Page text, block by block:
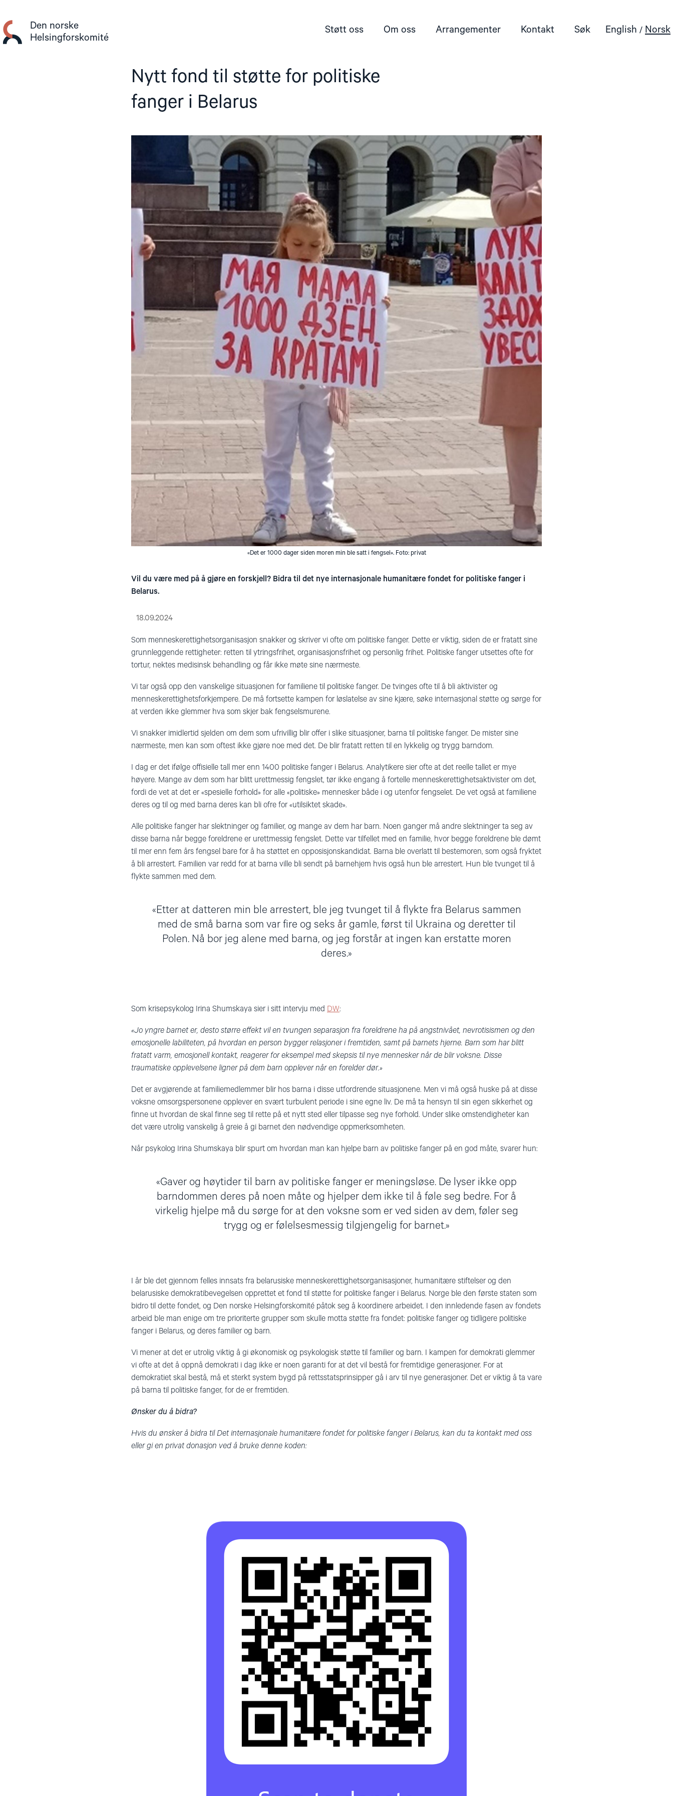
innhold
Den norske
Helsingforskomité
Støtt oss Om oss Arrangementer Kontakt Søk English Norsk
Nytt fond til støtte for politiske
fanger i Belarus
«Det er 1000 dager siden moren min ble satt i fengsel». Foto: privat
Vil du være med på å gjøre en forskjell? Bidra til det nye internasjonale humanitære fondet for politiske fanger i
Belarus.
18.09.2024
Som menneskerettighetsorganisasjon snakker og skriver vi ofte om politiske fanger. Dette er viktig, siden de er fratatt sine
grunnleggende rettigheter: retten til ytringsfrihet, organisasjonsfrihet og personlig frihet. Politiske fanger utsettes ofte for
tortur, nektes medisinsk behandling og får ikke møte sine nærmeste.
Vi tar også opp den vanskelige situasjonen for familiene til politiske fanger. De tvinges ofte til å bli aktivister og
menneskerettighetsforkjempere. De må fortsette kampen for løslatelse av sine kjære, søke internasjonal støtte og sørge for
at verden ikke glemmer hva som skjer bak fengselsmurene.
Vi snakker imidlertid sjelden om dem som ufrivillig blir offer i slike situasjoner, barna til politiske fanger. De mister sine
nærmeste, men kan som oftest ikke gjøre noe med det. De blir fratatt retten til en lykkelig og trygg barndom.
I dag er det ifølge offisielle tall mer enn 1400 politiske fanger i Belarus. Analytikere sier ofte at det reelle tallet er mye
høyere. Mange av dem som har blitt urettmessig fengslet, tør ikke engang å fortelle menneskerettighetsaktivister om det,
fordi de vet at det er «spesielle forhold» for alle «politiske» mennesker både i og utenfor fengselet. De vet også at familiene
deres og til og med barna deres kan bli ofre for «utilsiktet skade».
Alle politiske fanger har slektninger og familier, og mange av dem har barn. Noen ganger må andre slektninger ta seg av
disse barna når begge foreldrene er urettmessig fengslet. Dette var tilfellet med en familie, hvor begge foreldrene ble dømt
til mer enn fem års fengsel bare for å ha støttet en opposisjonskandidat. Barna ble overlatt til bestemoren, som også fryktet
å bli arrestert. Familien var redd for at barna ville bli sendt på barnehjem hvis også hun ble arrestert. Hun ble tvunget til å
flykte sammen med dem.
Etter at datteren min ble arrestert, ble jeg tvunget til å flykte fra Belarus sammen
med de små barna som var fire og seks år gamle, først til Ukraina og deretter til
Polen. Nå bor jeg alene med barna, og jeg forstår at ingen kan erstatte moren
deres.
Som krisepsykolog Irina Shumskaya sier i sitt intervju med DW:
«Jo yngre barnet er, desto større effekt vil en tvungen separasjon fra foreldrene ha på angstnivået, nevrotisismen og den
emosjonelle labiliteten, på hvordan en person bygger relasjoner i fremtiden, samt på barnets hjerne. Barn som har blitt
fratatt varm, emosjonell kontakt, reagerer for eksempel med skepsis til nye mennesker når de blir voksne. Disse
traumatiske opplevelsene ligner på dem barn opplever når en forelder dør.»
Det er avgjørende at familiemedlemmer blir hos barna i disse utfordrende situasjonene. Men vi må også huske på at disse
voksne omsorgspersonene opplever en svært turbulent periode i sine egne liv. De må ta hensyn til sin egen sikkerhet og
finne ut hvordan de skal finne seg til rette på et nytt sted eller tilpasse seg nye forhold. Under slike omstendigheter kan
det være utrolig vanskelig å greie å gi barnet den nødvendige oppmerksomheten.
Når psykolog Irina Shumskaya blir spurt om hvordan man kan hjelpe barn av politiske fanger på en god måte, svarer hun:
Gaver og høytider til barn av politiske fanger er meningsløse. De lyser ikke opp
barndommen deres på noen måte og hjelper dem ikke til å føle seg bedre. For å
virkelig hjelpe må du sørge for at den voksne som er ved siden av dem, føler seg
trygg og er følelsesmessig tilgjengelig for barnet.
I år ble det gjennom felles innsats fra belarusiske menneskerettighetsorganisasjoner, humanitære stiftelser og den
belarusiske demokratibevegelsen opprettet et fond til støtte for politiske fanger i Belarus. Norge ble den første staten som
bidro til dette fondet, og Den norske Helsingforskomité påtok seg å koordinere arbeidet. I den innledende fasen av fondets
arbeid ble man enige om tre prioriterte grupper som skulle motta støtte fra fondet: politiske fanger og tidligere politiske
fanger i Belarus, og deres familier og barn.
Vi mener at det er utrolig viktig å gi økonomisk og psykologisk støtte til familier og barn. I kampen for demokrati glemmer
vi ofte at det å oppnå demokrati i dag ikke er noen garanti for at det vil bestå for fremtidige generasjoner. For at
demokratiet skal bestå, må et sterkt system bygd på rettsstatsprinsipper gå i arv til nye generasjoner. Det er viktig å ta vare
på barna til politiske fanger, for de er fremtiden.
Ønsker du å bidra?
Hvis du ønsker å bidra til Det internasjonale humanitære fondet for politiske fanger i Belarus, kan du ta kontakt med oss
eller gi en privat donasjon ved å bruke denne koden: